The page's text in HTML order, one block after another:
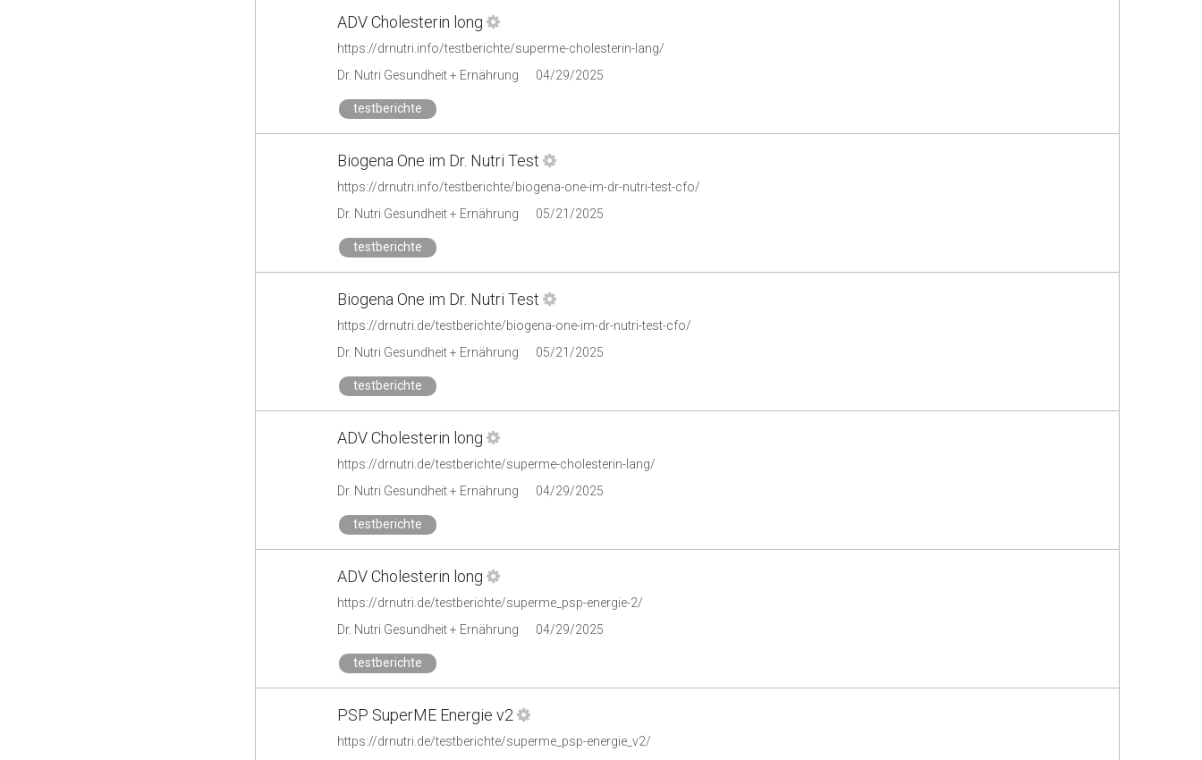
ADV Cholesterin long
https://drnutri.info/testberichte/superme-cholesterin-lang/
Dr. Nutri Gesundheit + Ernährung
04/29/2025
testberichte
Biogena One im Dr. Nutri Test
https://drnutri.info/testberichte/biogena-one-im-dr-nutri-test-cfo/
Dr. Nutri Gesundheit + Ernährung
05/21/2025
testberichte
Biogena One im Dr. Nutri Test
https://drnutri.de/testberichte/biogena-one-im-dr-nutri-test-cfo/
Dr. Nutri Gesundheit + Ernährung
05/21/2025
testberichte
ADV Cholesterin long
https://drnutri.de/testberichte/superme-cholesterin-lang/
Dr. Nutri Gesundheit + Ernährung
04/29/2025
testberichte
ADV Cholesterin long
https://drnutri.de/testberichte/superme_psp-energie-2/
Dr. Nutri Gesundheit + Ernährung
04/29/2025
testberichte
PSP SuperME Energie v2
https://drnutri.de/testberichte/superme_psp-energie_v2/